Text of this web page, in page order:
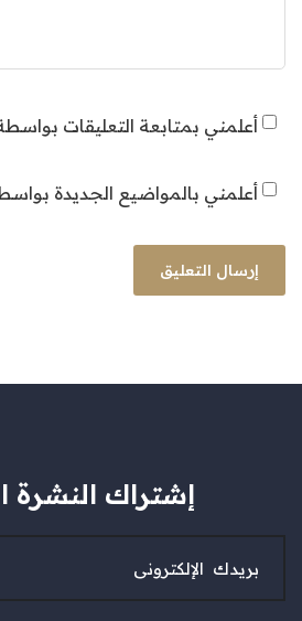
أعلمني بمتابعة التعليقات بواسطة
أعلمني بالمواضيع الجديدة
إشتراك النشرة